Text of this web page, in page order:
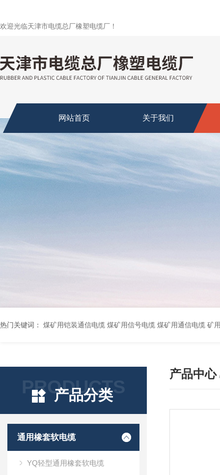
欢迎光临天津市电缆总厂橡塑电缆厂！
网站首页 关于我们
热门关键词： 煤矿用铠装通信电缆 煤矿用信号电缆 煤矿用通信电缆 矿用阻燃通信电缆 矿用监控电缆 矿用通信电缆 橡套软电缆YZ-3*1.5+1 YCW橡胶电缆3*10+1*6 船用橡套软电缆CEFR-3*2.5 煤矿用移动橡套软电缆MY3*4+1*4
PRODUCTS
产品分类
通用橡套软电缆
YQ轻型通用橡套软电缆
产品中心